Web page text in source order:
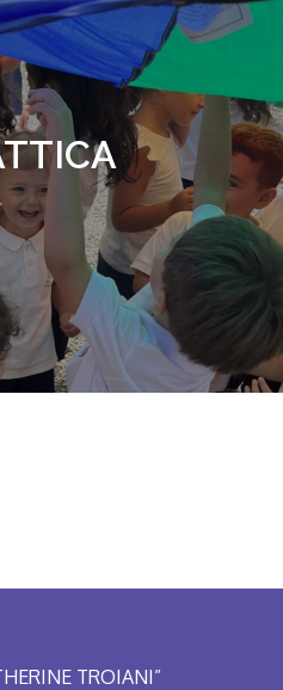
TROIANI”